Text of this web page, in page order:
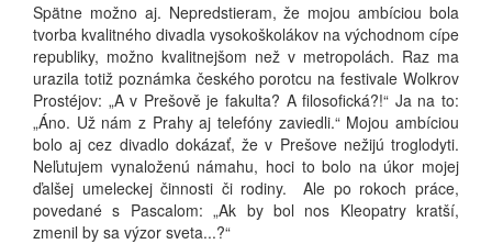
Spätne možno aj. Nepredstieram, že mojou ambíciou bola
tvorba kvalitného divadla vysokoškolákov na východnom cípe
republiky, možno kvalitnejšom než v metropolách. Raz ma
urazila totiž poznámka českého porotcu na festivale Wolkrov
Prostéjov: „A v Prešově je fakulta? A filosofická?!“ Ja na to:
„Áno. Už nám z Prahy aj telefóny zaviedli.“ Mojou ambíciou
bolo aj cez divadlo dokázať, že v Prešove nežijú troglodyti.
Neľutujem vynaloženú námahu, hoci to bolo na úkor mojej
ďalšej umeleckej činnosti či rodiny. Ale po rokoch práce,
povedané s Pascalom: „Ak by bol nos Kleopatry kratší,
zmenil by sa výzor sveta...?“